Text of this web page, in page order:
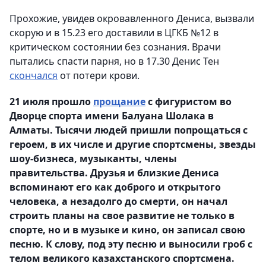
Прохожие, увидев окровавленного Дениса, вызвали
скорую и в 15.23 его доставили в ЦГКБ №12 в
критическом состоянии без сознания. Врачи
пытались спасти парня, но в 17.30 Денис Тен
скончался от потери крови.
21 июля прошло прощаниес фигуристом во
Дворце спорта имени Балуана Шолака в
Алматы. Тысячи людей пришли попрощаться с
героем, в их числе и другие спортсмены, звезды
шоу-бизнеса, музыканты, члены
правительства. Друзья и близкие Дениса
вспоминают его как доброго и открытого
человека, а незадолго до смерти, он начал
строить планы на свое развитие не только в
спорте, но и в музыке и кино, он записал свою
песню. К слову, под эту песню и выносили гроб с
телом великого казахстанского спортсмена.